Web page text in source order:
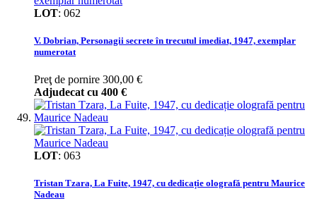
LOT: 062
V. Dobrian, Personagii secrete în trecutul imediat, 1947, exemplar
numerotat
Preţ de pornire 300,00 €
Adjudecat cu 400 €
LOT: 063
Tristan Tzara, La Fuite, 1947, cu dedicație olografă pentru Maurice
Nadeau